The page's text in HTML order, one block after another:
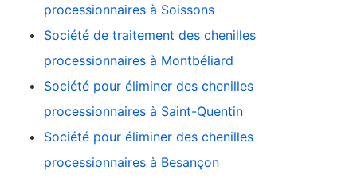
processionnaires à Soissons
Société de traitement des chenilles
processionnaires à Montbéliard
Société pour éliminer des chenilles
processionnaires à Saint-Quentin
Société pour éliminer des chenilles
processionnaires à Besançon